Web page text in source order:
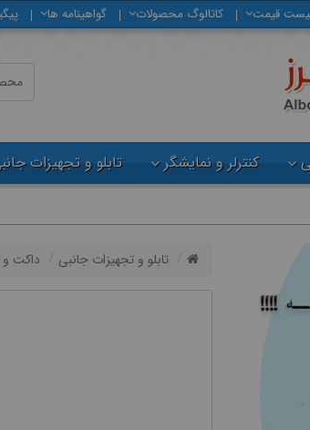
قیمت كاتالوگ محصولات گواهینامه ها
کنترلر و نمایشگر تابلو و تجهیزات
تابلو و تجهیزات جانبی داکت و